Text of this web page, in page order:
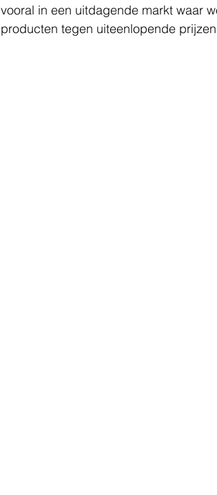
vooral in een uitdagende markt waar
producten tegen uiteenlopende